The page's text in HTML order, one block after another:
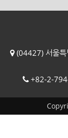
(04427) 서울특
+82-2-